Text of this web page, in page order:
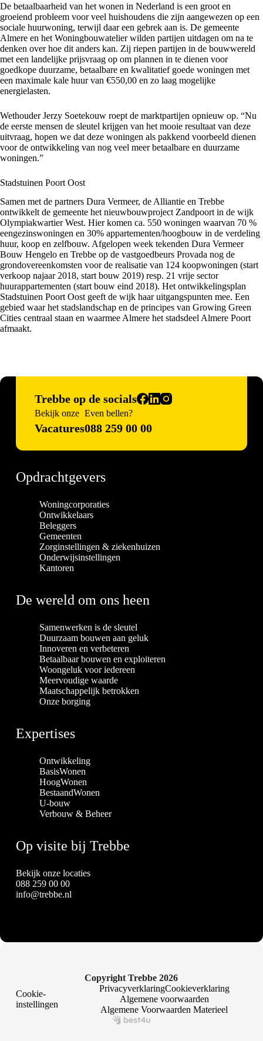
De betaalbaarheid van het wonen in Nederland is een groot en
groeiend probleem voor veel huishoudens die zijn aangewezen op een
sociale huurwoning, terwijl daar een gebrek aan is. De gemeente
Almere en het Woningbouwatelier wilden partijen uitdagen om na te
denken over hoe dit anders kan. Zij riepen partijen in de bouwwereld
met een landelijke prijsvraag op om plannen in te dienen voor
goedkope duurzame, betaalbare en kwalitatief goede woningen met
een maximale kale huur van €550,00 en zo laag mogelijke
energielasten.
Wethouder Jerzy Soetekouw roept de marktpartijen opnieuw op. “Nu
de eerste mensen de sleutel krijgen van het mooie resultaat van deze
uitvraag, hopen we dat deze woningen als pakkend voorbeeld dienen
voor de ontwikkeling van nog veel meer betaalbare en duurzame
woningen.”
Stadstuinen Poort Oost
Samen met de partners Dura Vermeer, de Alliantie en Trebbe
ontwikkelt de gemeente het nieuwbouwproject Zandpoort in de wijk
Olympiakwartier West. Hier komen ca. 550 woningen waarvan 70 %
eengezinswoningen en 30% appartementen/hoogbouw in de verdeling
huur, koop en zelfbouw. Afgelopen week tekenden Dura Vermeer
Bouw Hengelo en Trebbe op de vastgoedbeurs Provada nog de
grondovereenkomsten voor de realisatie van 124 koopwoningen (start
verkoop najaar 2018, start bouw 2019) resp. 21 vrije sector
huurappartementen (start bouw eind 2018). Het ontwikkelingsplan
Stadstuinen Poort Oost geeft de wijk haar uitgangspunten mee. Een
gebied waar het stadslandschap en de principes van Growing Green
Cities centraal staan en waarmee Almere het stadsdeel Almere Poort
afmaakt.
Trebbe op de socials
Bekijk onze
Vacatures
Even bellen?
088 259 00 00
Opdrachtgevers
Woningcorporaties
Ontwikkelaars
Beleggers
Gemeenten
Zorginstellingen & ziekenhuizen
Onderwijsinstellingen
Kantoren
De wereld om ons heen
Samenwerken is de sleutel
Duurzaam bouwen aan geluk
Innoveren en verbeteren
Betaalbaar bouwen en exploiteren
Woongeluk voor iedereen
Meervoudige waarde
Maatschappelijk betrokken
Onze borging
Expertises
Ontwikkeling
BasisWonen
HoogWonen
BestaandWonen
U-bouw
Verbouw & Beheer
Op visite bij Trebbe
Bekijk onze locaties
088 259 00 00
info@trebbe.nl
Copyright Trebbe 2026
Cookie-
instellingen
PrivacyverklaringCookieverklaring
Algemene voorwaarden
Algemene Voorwaarden Materieel